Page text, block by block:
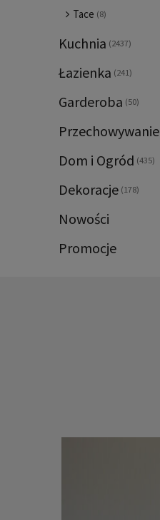
Tace (8)
Kuchnia (2437)
Łazienka (241)
Garderoba (50)
Przechowywanie
Dom i Ogród (435)
Dekoracje (178)
Nowości
Promocje